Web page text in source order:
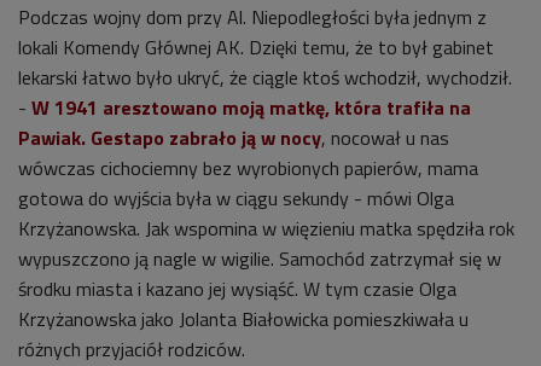
Podczas wojny dom przy Al. Niepodległości była jednym z
lokali Komendy Głównej AK. Dzięki temu, że to był gabinet
lekarski łatwo było ukryć, że ciągle ktoś wchodził, wychodził.
- W 1941 aresztowano moją matkę, która trafiła na
Pawiak. Gestapo zabrało ją w nocy, nocował u nas
wówczas cichociemny bez wyrobionych papierów, mama
gotowa do wyjścia była w ciągu sekundy - mówi Olga
Krzyżanowska. Jak wspomina w więzieniu matka spędziła rok
wypuszczono ją nagle w wigilie. Samochód zatrzymał się w
środku miasta i kazano jej wysiąść. W tym czasie Olga
Krzyżanowska jako Jolanta Białowicka pomieszkiwała u
różnych przyjaciół rodziców.